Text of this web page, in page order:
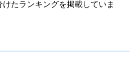
けたランキングを掲載していま